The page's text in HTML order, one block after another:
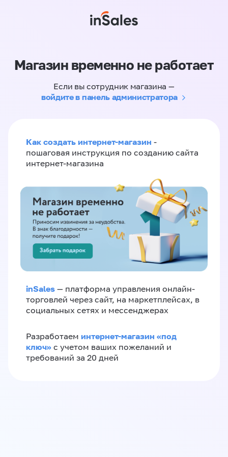
Магазин временно не работает
Если вы сотрудник магазина —
войдите в панель администратора
Как создать интернет-магазин -
пошаговая инструкция по созданию сайта
интернет-магазина
inSales — платформа управления онлайн-
торговлей через сайт, на маркетплейсах, в
социальных сетях и мессенджерах
Разработаем интернет-магазин «‎под
ключ»‎ с учетом ваших пожеланий и
требований за 20 дней